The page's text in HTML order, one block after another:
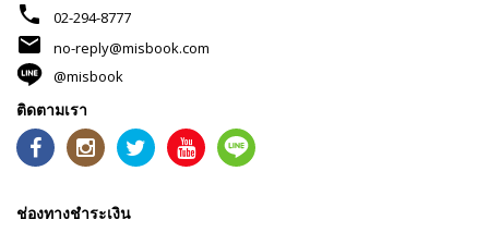
phone 02-294-8777
mail
no-reply@misbook.com
@misbook
ติดตามเรา
ช่องทางชำระเงิน